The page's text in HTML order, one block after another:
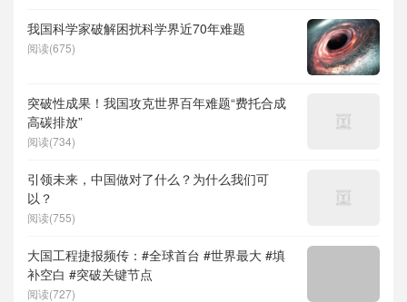
我国科学家破解困扰科学界近70年难题
阅读(675)
突破性成果！我国攻克世界百年难题“费托合成
高碳排放”
阅读(734)
引领未来，中国做对了什么？为什么我们可
以？
阅读(755)
大国工程捷报频传：#全球首台 #世界最大 #填
补空白 #突破关键节点
阅读(727)